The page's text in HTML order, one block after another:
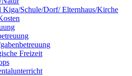
Kiga/Schule/Dorf/ Elternhaus/Kirche
Freizeit